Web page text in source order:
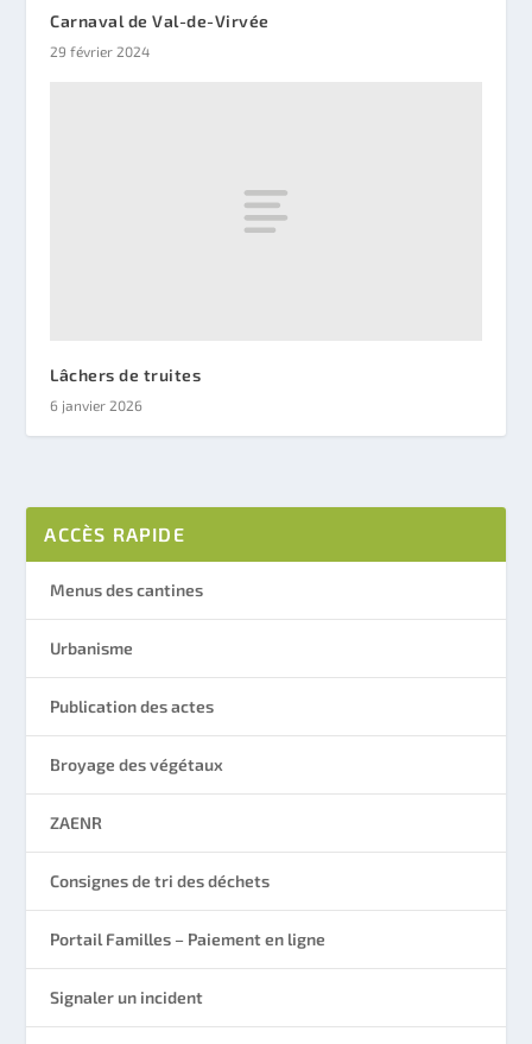
Carnaval de Val-de-Virvée
29 février 2024
Lâchers de truites
6 janvier 2026
ACCÈS RAPIDE
Menus des cantines
Urbanisme
Publication des actes
Broyage des végétaux
ZAENR
Consignes de tri des déchets
Portail Familles – Paiement en ligne
Signaler un incident